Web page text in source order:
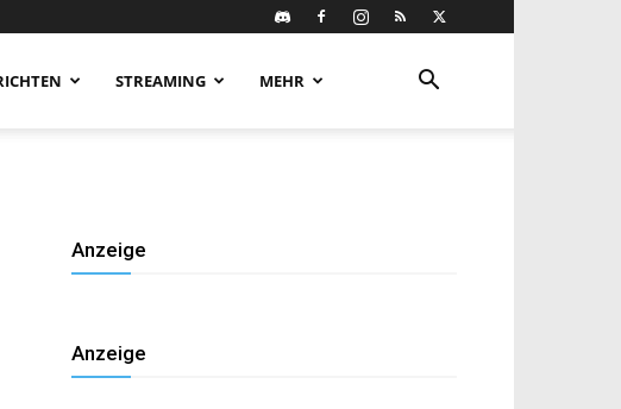
STREAMING MEHR
Anzeige
Anzeige